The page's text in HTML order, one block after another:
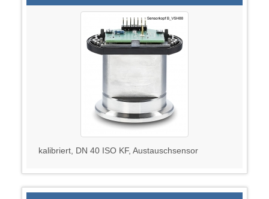
kalibriert, DN 40 ISO KF, Austauschsensor